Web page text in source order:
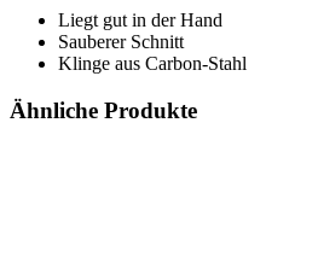
Liegt gut in der Hand
Sauberer Schnitt
Klinge aus Carbon-Stahl
Ähnliche Produkte